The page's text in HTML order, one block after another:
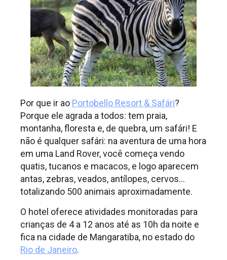
Por que ir ao Portobello Resort & Safári?
Porque ele agrada a todos: tem praia,
montanha, floresta e, de quebra, um safári! E
não é qualquer safári: na aventura de uma hora
em uma Land Rover, você começa vendo
quatis, tucanos e macacos, e logo aparecem
antas, zebras, veados, antílopes, cervos…
totalizando 500 animais aproximadamente.
O hotel oferece atividades monitoradas para
crianças de 4 a 12 anos até as 10h da noite e
fica na cidade de Mangaratiba, no estado do
Rio de Janeiro.